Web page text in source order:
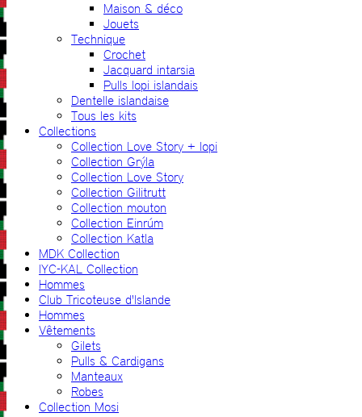
Maison & déco
Jouets
Technique
Crochet
Jacquard intarsia
Pulls lopi islandais
Dentelle islandaise
Tous les kits
Collections
Collection Love Story + lopi
Collection Grýla
Collection Love Story
Collection Gilitrutt
Collection mouton
Collection Einrúm
Collection Katla
MDK Collection
IYC-KAL Collection
Hommes
Club Tricoteuse d'Islande
Hommes
Vêtements
Gilets
Pulls & Cardigans
Manteaux
Robes
Collection Mosi